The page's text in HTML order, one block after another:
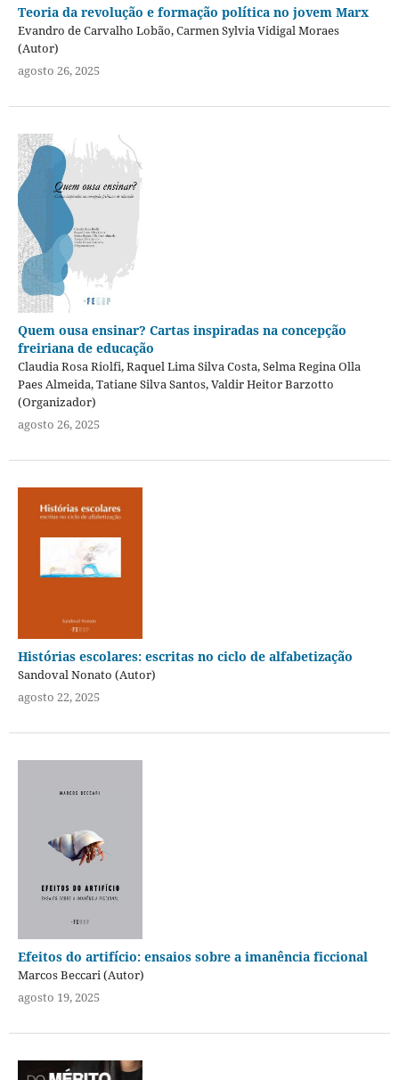
Teoria da revolução e formação política no jovem Marx
Evandro de Carvalho Lobão, Carmen Sylvia Vidigal Moraes
(Autor)
agosto 26, 2025
Quem ousa ensinar? Cartas inspiradas na concepção
freiriana de educação
Claudia Rosa Riolfi, Raquel Lima Silva Costa, Selma Regina Olla
Paes Almeida, Tatiane Silva Santos, Valdir Heitor Barzotto
(Organizador)
agosto 26, 2025
Histórias escolares: escritas no ciclo de alfabetização
Sandoval Nonato (Autor)
agosto 22, 2025
Efeitos do artifício: ensaios sobre a imanência ficcional
Marcos Beccari (Autor)
agosto 19, 2025